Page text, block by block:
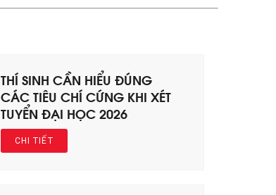
THÍ SINH CẦN HIỂU ĐÚNG
CÁC TIÊU CHÍ CỨNG KHI XÉT
TUYỂN ĐẠI HỌC 2026
CHI TIẾT